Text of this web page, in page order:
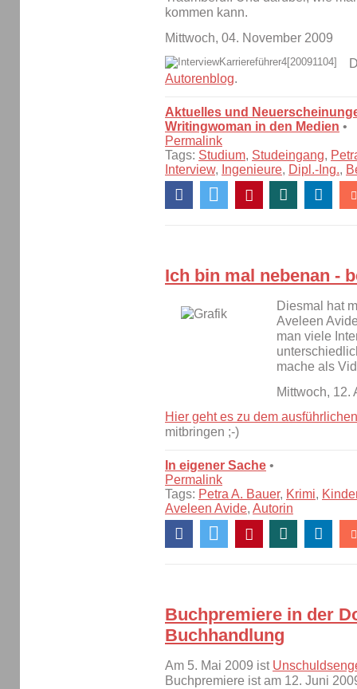
kommen kann.
Mittwoch, 04. November 2009
Autorenblog.
Aktuelles und
Writingwoman in den Medien •
Permalink
Tags: Studium, Studeingang,
Interview, Ingenieure, Dipl.-Ing.,
Ich bin mal nebenan -
Diesmal hat
Aveleen
man viele
mache als
Mittwoch, 12.
Hier geht es zu dem
mitbringen ;-)
In eigener Sache •
Permalink
Tags: Petra A. Bauer, Krimi,
Aveleen Avide, Autorin
Buchpremiere in der
Buchhandlung
Am 5. Mai 2009 ist
Buchpremiere ist am 12. Juni